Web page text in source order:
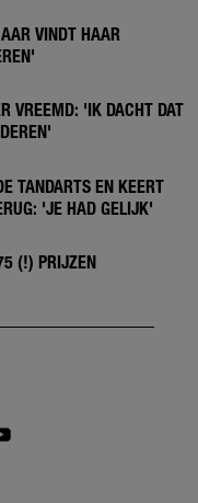
VINDT HAAR
VREEMD: 'IK DACHT DAT
TANDARTS EN KEERT
'JE HAD GELIJK'
(!) PRIJZEN